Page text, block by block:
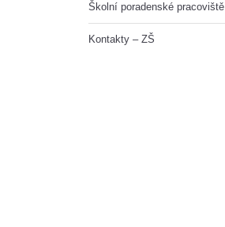
Školní poradenské pracoviště
Kontakty – ZŠ